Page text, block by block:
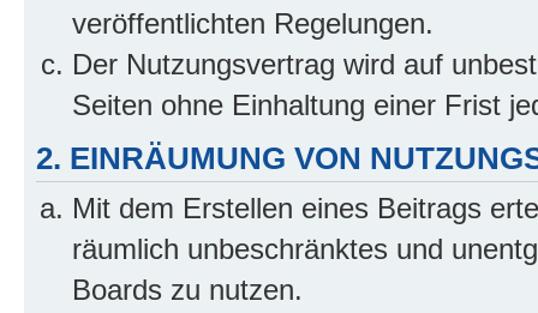
veröffentlichten Regelungen.
Der Nutzungsvertrag wird auf
Seiten ohne Einhaltung einer Frist
2. EINRÄUMUNG VON
Mit dem Erstellen eines Beitrags
räumlich unbeschränktes und
Boards zu nutzen.